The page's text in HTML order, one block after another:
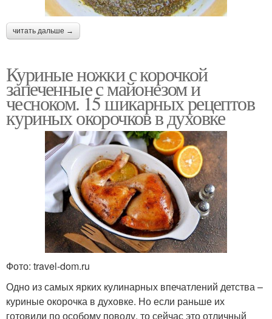
читать дальше →
Куриные ножки с корочкой
запеченные с майонезом и
чесноком. 15 шикарных рецептов
куриных окорочков в духовке
Фото: travel-dom.ru
Одно из самых ярких кулинарных впечатлений детства –
куриные окорочка в духовке. Но если раньше их
готовили по особому поводу, то сейчас это отличный